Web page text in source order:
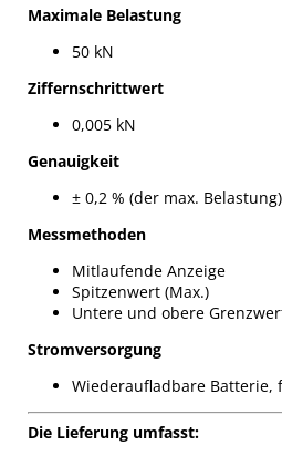
Maximale Belastung
50 kN
Ziffernschrittwert
0,005 kN
Genauigkeit
± 0,2 % (der max. Belastung)
Messmethoden
Mitlaufende Anzeige
Spitzenwert (Max.)
Untere und obere
Stromversorgung
Wiederaufladbare Batterie,
Die Lieferung umfasst: